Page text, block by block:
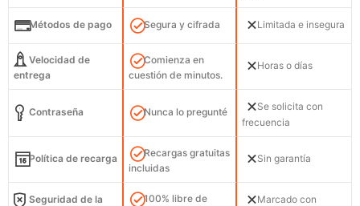
Métodos de pago Segura y cifrada Limitada e insegura
Velocidad de
entrega
Comienza en
cuestión de minutos.
Horas o días
Contraseña Nunca lo pregunté
Se solicita con
frecuencia
Política de recarga
Recargas gratuitas
incluidas
Sin garantía
Seguridad de la
100% libre de
Marcado con